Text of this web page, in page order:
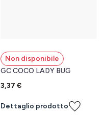
Non disponibile
GC COCO LADY BUG
3,37 €
Dettaglio prodotto